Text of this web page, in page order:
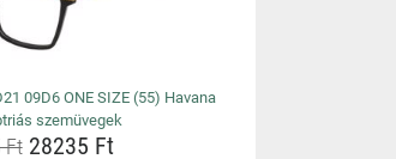
09D6 ONE SIZE (55) Havana
szemüvegek
Ft28235 Ft